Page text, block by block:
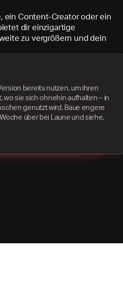
ein Content-Creator oder ein
dir einzigartige
zu vergrößern und dein
bereits nutzen, um ihren
sie sich ohnehin aufhalten – in
genutzt wird. Baue engere
über bei Laune und siehe,